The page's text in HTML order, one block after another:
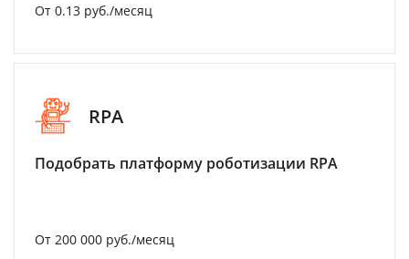
От 0.13 руб./месяц
RPA
Подобрать платформу роботизации RPA
От 200 000 руб./месяц